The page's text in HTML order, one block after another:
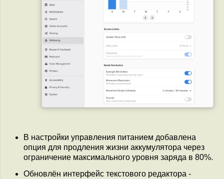
В настройки управления питанием добавлена
опция для продления жизни аккумулятора через
ограничение максимального уровня заряда в 80%.
Обновлён интерфейс текстового редактора -